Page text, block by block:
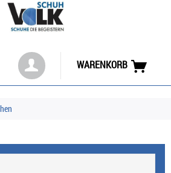
WARENKORB